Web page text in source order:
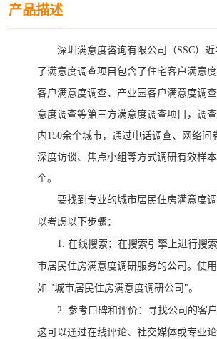
产品描述
深圳满意度咨询有限公司（SSC）
了满意度调查项目包含了住宅客户满意
客户满意度调查、产业园客户满意度调
意度调查等第三方满意度调查项目，调
内150余个城市，通过电话调查、网络问
深度访谈、焦点小组等方式调研有效样本
个。
要找到专业的城市居民住房满意度调
以考虑以下步骤：
1. 在线搜索：在搜索引擎上进行搜
市居民住房满意度调研服务的公司。使用
如 "城市居民住房满意度调研公司"。
2. 参考口碑和评价：寻找公司的客户
这可以通过在线评论、社交媒体或专业论